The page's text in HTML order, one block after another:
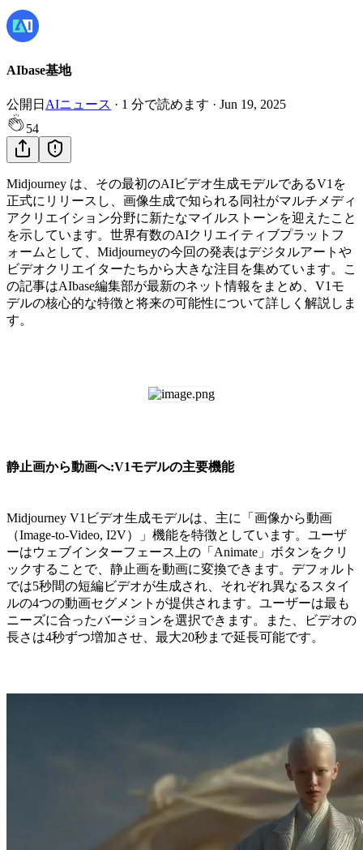
AIbase基地
公開日 AIニュース · 1 分で読めます · Jun 19, 2025
54
Midjourney は、その最初のAIビデオ生成モデルであるV1を
正式にリリースし、画像生成で知られる同社がマルチメディ
アクリエイション分野に新たなマイルストーンを迎えたこと
を示しています。世界有数のAIクリエイティブプラットフ
ォームとして、Midjourneyの今回の発表はデジタルアートや
ビデオクリエイターたちから大きな注目を集めています。こ
の記事はAIbase編集部が最新のネット情報をまとめ、V1モ
デルの核心的な特徴と将来の可能性について詳しく解説しま
す。
静止画から動画へ:V1モデルの主要機能
Midjourney V1ビデオ生成モデルは、主に「画像から動画
（Image-to-Video, I2V）」機能を特徴としています。ユーザ
ーはウェブインターフェース上の「Animate」ボタンをクリ
ックすることで、静止画を動画に変換できます。デフォルト
では5秒間の短編ビデオが生成され、それぞれ異なるスタイ
ルの4つの動画セグメントが提供されます。ユーザーは最も
ニーズに合ったバージョンを選択できます。また、ビデオの
長さは4秒ずつ増加させ、最大20秒まで延長可能です。